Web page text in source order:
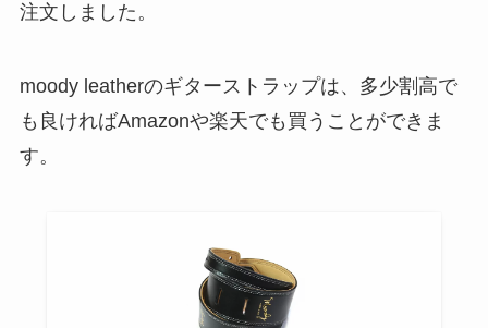
注文しました。
moody leatherのギターストラップは、多少割高で
も良ければAmazonや楽天でも買うことができま
す。